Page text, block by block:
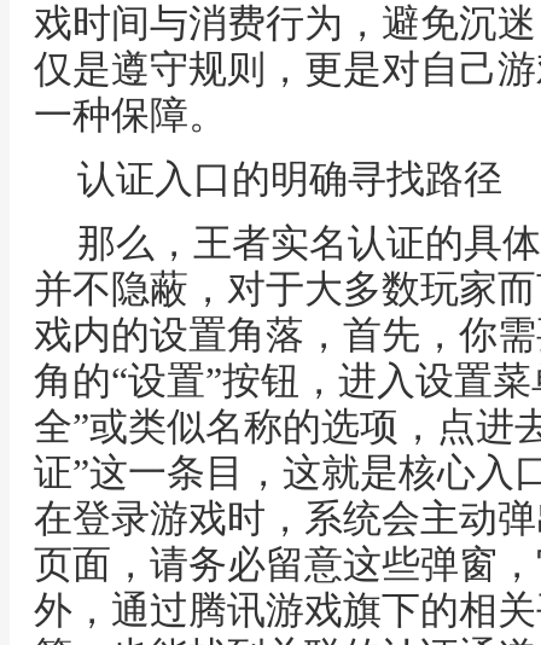
戏时间与消费行为，避免沉
仅是遵守规则，更是对自己
一种保障。
认证入口的明确寻找路径
那么，王者实名认证的具
并不隐蔽，对于大多数玩家
戏内的设置角落，首先，你
角的“设置”按钮，进入设置
全”或类似名称的选项，点进
证”这一条目，这就是核心入
在登录游戏时，系统会主动
页面，请务必留意这些弹窗
外，通过腾讯游戏旗下的相